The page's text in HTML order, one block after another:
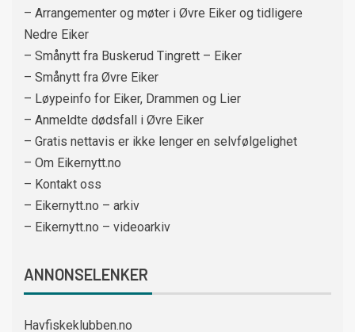
– Arrangementer og møter i Øvre Eiker og tidligere
Nedre Eiker
– Smånytt fra Buskerud Tingrett – Eiker
– Smånytt fra Øvre Eiker
– Løypeinfo for Eiker, Drammen og Lier
– Anmeldte dødsfall i Øvre Eiker
– Gratis nettavis er ikke lenger en selvfølgelighet
– Om Eikernytt.no
– Kontakt oss
– Eikernytt.no – arkiv
– Eikernytt.no – videoarkiv
ANNONSELENKER
Havfiskeklubben.no